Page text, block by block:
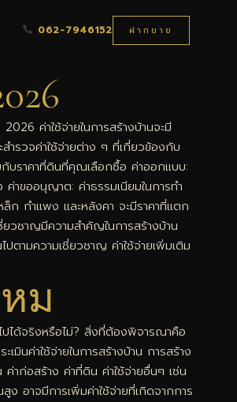
062-7946152 ฝากขาย
ค่าใช้จ่ายในการสร้างบ้านจะมี
ำรวจค่าใช้จ่ายต่าง ๆ ที่เกี่ยวข้องกับ
กับราคาที่ดินที่คุณเลือกซื้อ ค่าออกแบบ:
าขออนุญาต: ค่าธรรมเนียมในการทำ
ก กำแพง และหลังคา จะมีราคาที่แตก
วชาญมีความสำคัญในการสร้างบ้าน
ตามความเชี่ยวชาญ ค่าใช้จ่ายเพิ่มเติม
ม
ปได้จริงหรือไม่? สิ่งที่ต้องพิจารณาคือ
นค่าใช้จ่ายในการสร้างบ้าน การสร้าง
าก่อสร้าง ค่าที่ดิน ค่าใช้จ่ายอื่นๆ เช่น
ง อาจมีการเพิ่มค่าใช้จ่ายที่เกิดจากการ